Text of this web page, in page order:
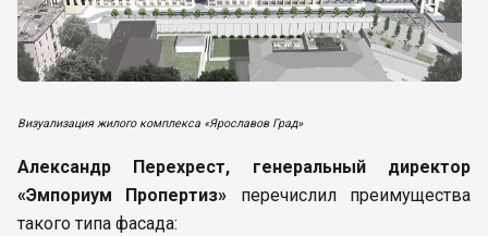
Визуализация жилого комплекса «Ярославов Град»
Александр Перехрест, генеральный директор
«Эмпориум Пропертиз» перечислил преимущества
такого типа фасада: